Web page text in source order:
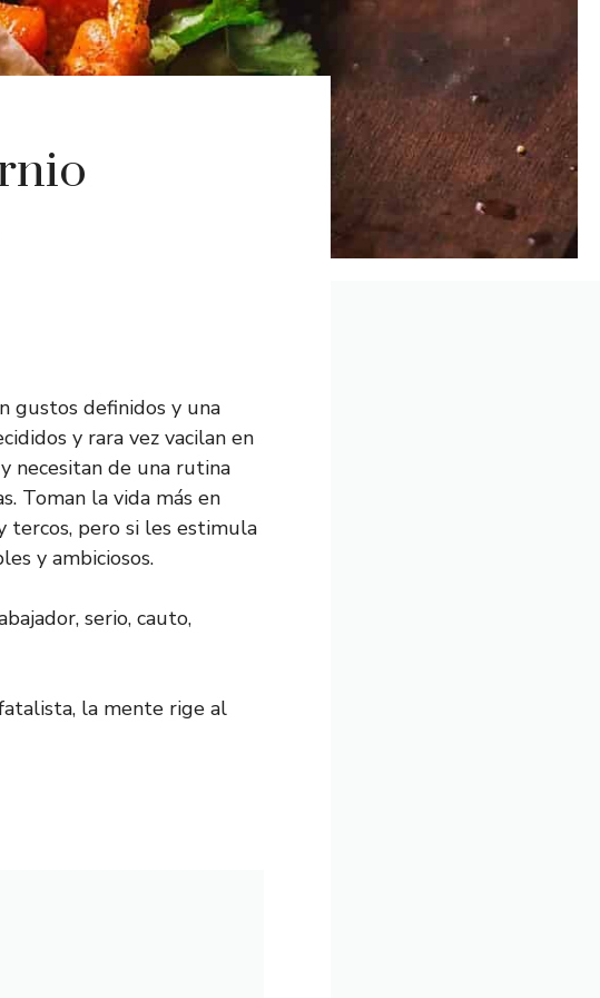
gustos definidos y una
y rara vez vacilan en
necesitan de una rutina
Toman la vida más en
tercos, pero si les estimula
y ambiciosos.
serio, cauto,
la mente rige al